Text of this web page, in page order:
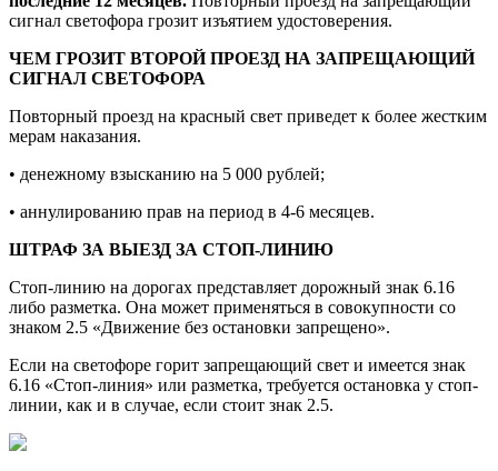
сигнал светофора грозит изъятием удостоверения.
ЧЕМ ГРОЗИТ ВТОРОЙ ПРОЕЗД НА ЗАПРЕЩАЮЩИЙ
СИГНАЛ СВЕТОФОРА
Повторный проезд на красный свет приведет к более жестким
мерам наказания.
• денежному взысканию на 5 000 рублей;
• аннулированию прав на период в 4-6 месяцев.
ШТРАФ ЗА ВЫЕЗД ЗА СТОП-ЛИНИЮ
Стоп-линию на дорогах представляет дорожный знак 6.16
либо разметка. Она может применяться в совокупности со
знаком 2.5 «Движение без остановки запрещено».
Если на светофоре горит запрещающий свет и имеется знак
6.16 «Стоп-линия» или разметка, требуется остановка у стоп-
линии, как и в случае, если стоит знак 2.5.